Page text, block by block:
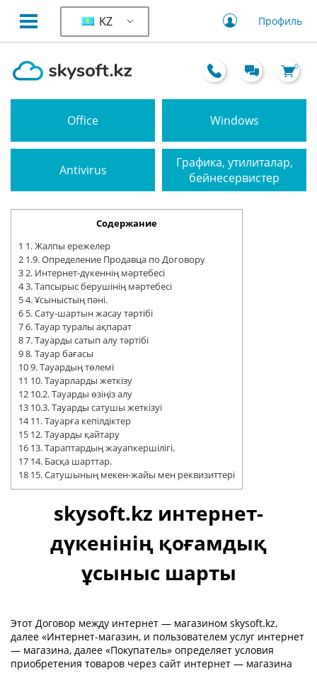
KZ Профиль
0
Office Windows
Antivirus
Графика, утилиталар,
бейнесервистер
Содержание
1 1. Жалпы ережелер
2 1.9. Определение Продавца по Договору
32. Интернет-дүкеннің мәртебесі
43. Тапсырыс берушінің мәртебесі
54. Ұсыныстың пәні.
6 5. Сату-шартын жасау тәртібі
76. Тауар туралы ақпарат
87. Тауарды сатып алу тәртібі
98. Тауар бағасы
109. Тауардың төлемі
11 10. Тауарларды жеткізу
12 10.2. Тауарды өзіңіз алу
13 10.3. Тауарды сатушы жеткізуі
1411. Тауарға кепілдіктер
15 12. Тауарды қайтару
16 13. Тараптардың жауапкершілігі.
17 14. Басқа шарттар.
18 15. Сатушының мекен-жайы мен реквизиттері
skysoft.kz интернет-
дүкенінің қоғамдық
ұсыныс шарты
Этот Договор между интернет — магазином skysoft.kz,
далее «Интернет-магазин, и пользователем услуг интернет
— магазина, далее «Покупатель» определяет условия
приобретения товаров через сайт интернет — магазина